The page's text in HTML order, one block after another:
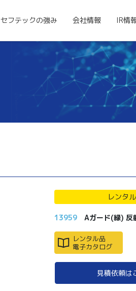
セフテックの強み 会社情報 IR情
レンタ
13959 Aガード(緑) 反
レンタル品
電子カタログ
見積依頼は